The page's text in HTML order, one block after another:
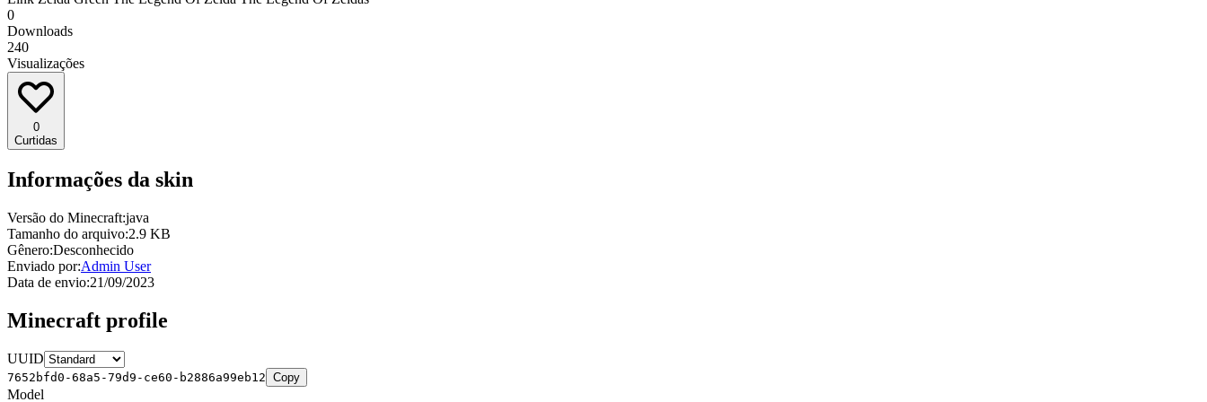
0
Downloads
240
Visualizações
0
Curtidas
Informações da skin
Versão do Minecraft:java
Tamanho do arquivo:2.9 KB
Gênero:Desconhecido
Enviado por:Admin User
Data de envio:21/09/2023
Minecraft profile
UUID
7652bfd0-68a5-79d9-ce60-b2886a99eb12 Copy
Model